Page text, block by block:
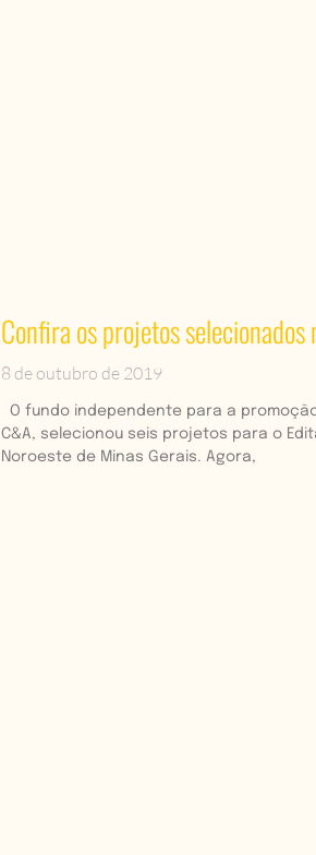
Confira os projetos selecionados
8 de outubro de 2019
O fundo independente para a
C&A, selecionou seis projetos para o
Noroeste de Minas Gerais. Agora,